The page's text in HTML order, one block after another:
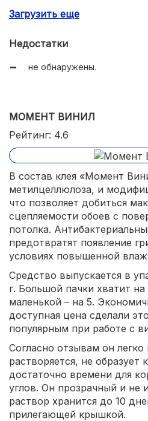
подходит для влажных
Загрузить еще
Недостатки
не обнаружены.
МОМЕНТ ВИНИЛ
Рейтинг: 4.6
В состав клея «Момент
метилцеллюлоза, и
что позволяет добиться
сцепляемости обоев с
потолка.
предотвратят появление
условиях повышенной
Средство выпускается в
г. Большой пачки хватит на
маленькой – на 5.
доступная цена сделали
популярным при работе с
Согласно отзывам он легко
растворяется, не образует
достаточно времени для
углов. Он прозрачный и не
раствор хранится до 10
прилегающей крышкой.